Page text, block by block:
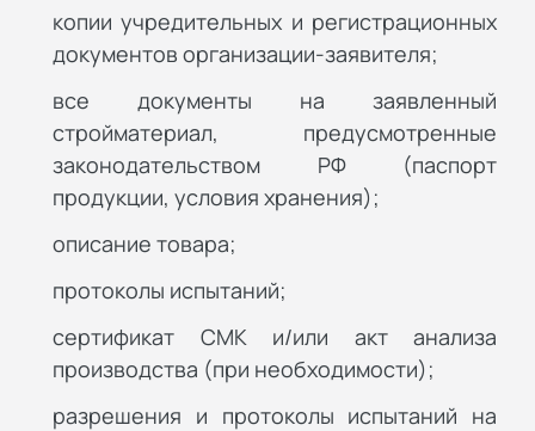
копии учредительных и регистрационных
документов организации-заявителя;
все документы на заявленный
стройматериал, предусмотренные
законодательством РФ (паспорт
продукции, условия хранения);
описание товара;
протоколы испытаний;
сертификат СМК и/или акт анализа
производства (при необходимости);
разрешения и протоколы испытаний на